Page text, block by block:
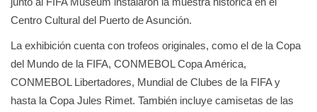
Centro Cultural del Puerto de Asunción.
La exhibición cuenta con trofeos originales, como el de la Copa
del Mundo de la FIFA, CONMEBOL Copa América,
CONMEBOL Libertadores, Mundial de Clubes de la FIFA y
hasta la Copa Jules Rimet. También incluye camisetas de las